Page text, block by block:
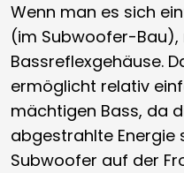
Wenn man es sich
(im Subwoofer-
Bassreflexgehäuse.
ermöglicht relativ
mächtigen Bass, da
abgestrahlte Energie
Subwoofer auf der